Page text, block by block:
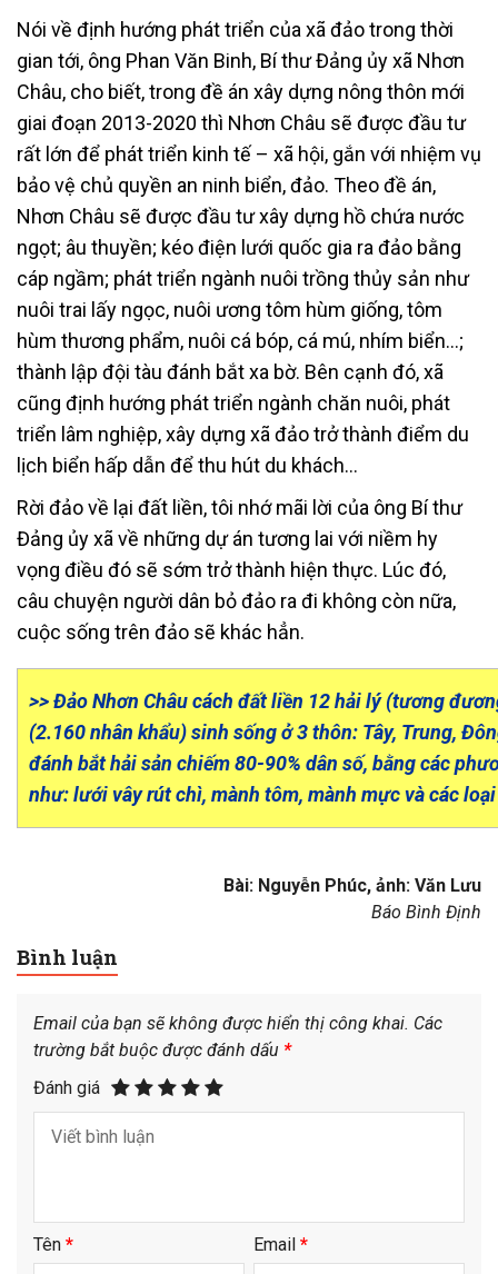
Nói về định hướng phát triển của xã đảo trong thời
gian tới, ông Phan Văn Binh, Bí thư Đảng ủy xã Nhơn
Châu, cho biết, trong đề án xây dựng nông thôn mới
giai đoạn 2013-2020 thì Nhơn Châu sẽ được đầu tư
rất lớn để phát triển kinh tế – xã hội, gắn với nhiệm vụ
bảo vệ chủ quyền an ninh biển, đảo. Theo đề án,
Nhơn Châu sẽ được đầu tư xây dựng hồ chứa nước
ngọt; âu thuyền; kéo điện lưới quốc gia ra đảo bằng
cáp ngầm; phát triển ngành nuôi trồng thủy sản như
nuôi trai lấy ngọc, nuôi ương tôm hùm giống, tôm
hùm thương phẩm, nuôi cá bóp, cá mú, nhím biển…;
thành lập đội tàu đánh bắt xa bờ. Bên cạnh đó, xã
cũng định hướng phát triển ngành chăn nuôi, phát
triển lâm nghiệp, xây dựng xã đảo trở thành điểm du
lịch biển hấp dẫn để thu hút du khách…
Rời đảo về lại đất liền, tôi nhớ mãi lời của ông Bí thư
Đảng ủy xã về những dự án tương lai với niềm hy
vọng điều đó sẽ sớm trở thành hiện thực. Lúc đó,
câu chuyện người dân bỏ đảo ra đi không còn nữa,
cuộc sống trên đảo sẽ khác hẳn.
>>Đảo Nhơn Châu cách đất liền 12 hải lý (tương
(2.160 nhân khẩu) sinh sống ở 3 thôn: Tây, Trung,
đánh bắt hải sản chiếm 80-90% dân số, bằng các
như: lưới vây rút chì, mành tôm, mành mực và các
Bài: Nguyễn Phúc, ảnh: Văn Lưu
Báo Bình Định
Bình luận
Email của bạn sẽ không được hiển thị công khai. Các
trường bắt buộc được đánh dấu *
Đánh giá
Tên * Email *